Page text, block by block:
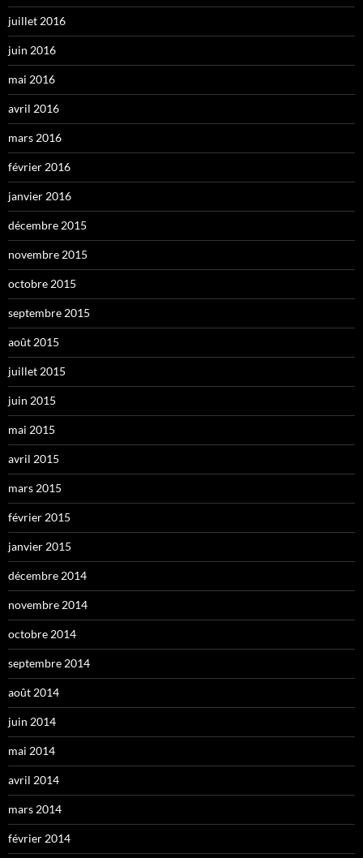
juillet 2016
juin 2016
mai 2016
avril 2016
mars 2016
février 2016
janvier 2016
décembre 2015
novembre 2015
octobre 2015
septembre 2015
août 2015
juillet 2015
juin 2015
mai 2015
avril 2015
mars 2015
février 2015
janvier 2015
décembre 2014
novembre 2014
octobre 2014
septembre 2014
août 2014
juin 2014
mai 2014
avril 2014
mars 2014
février 2014